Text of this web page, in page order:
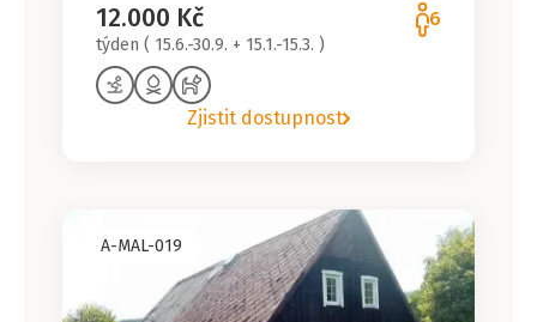
12.000 Kč
týden ( 15.6.-30.9. + 15.1.-15.3. )
6
Zjistit dostupnost
A-MAL-019